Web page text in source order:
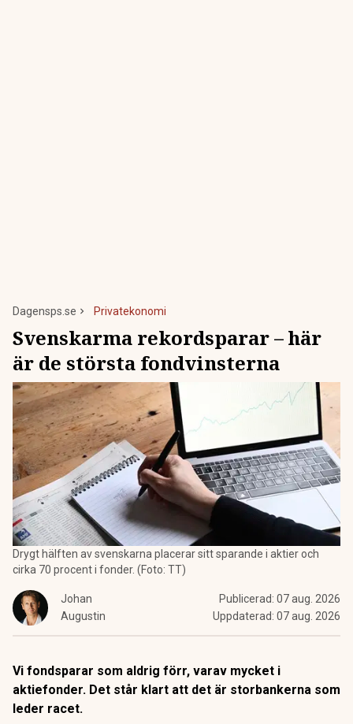
Dagensps.se Privatekonomi
Svenskarma rekordsparar – här
är de största fondvinsterna
Drygt hälften av svenskarna placerar sitt sparande i aktier och
cirka 70 procent i fonder. (Foto: TT)
Johan
Augustin
Publicerad: 07 aug. 2026
Uppdaterad: 07 aug. 2026
Vi fondsparar som aldrig förr, varav mycket i
aktiefonder. Det står klart att det är storbankerna som
leder racet.